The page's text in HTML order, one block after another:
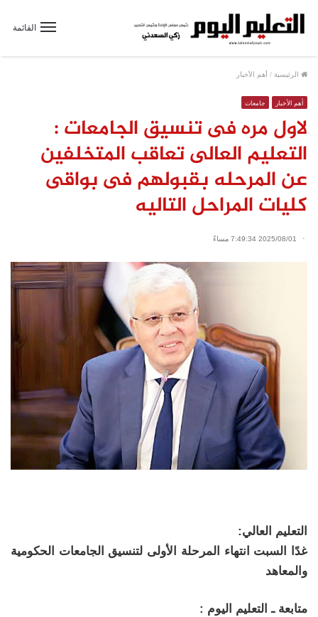
القائمة
الرئيسية / أهم الأخبار
أهم الأخبار جامعات
لاول مره فى تنسيق الجامعات :
التعليم العالى تعاقب المتخلفين
عن المرحله بقبولهم فى بواقى
كليات المراحل التاليه
2025/08/01 7:49:34 مساءً
التعليم العالي:
غدًا السبت انتهاء المرحلة الأولى لتنسيق الجامعات الحكومية
والمعاهد
متابعة ـ التعليم اليوم :